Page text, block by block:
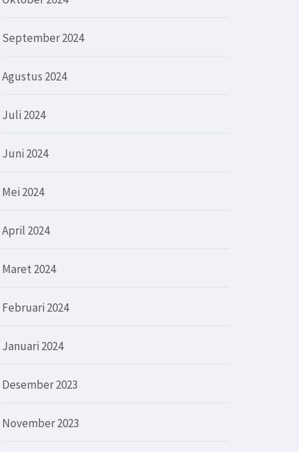
September 2024
Agustus 2024
Juli 2024
Juni 2024
Mei 2024
April 2024
Maret 2024
Februari 2024
Januari 2024
Desember 2023
November 2023